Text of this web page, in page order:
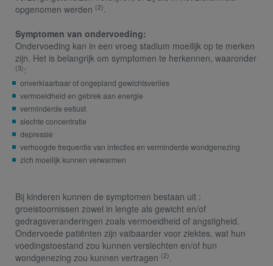
opgenomen werden (2).
Symptomen van ondervoeding:
Ondervoeding kan in een vroeg stadium moeilijk op te merken
zijn. Het is belangrijk om symptomen te herkennen, waaronder
(3):
onverklaarbaar of ongepland gewichtsverlies
vermoeidheid en gebrek aan energie
verminderde eetlust
slechte concentratie
depressie
verhoogde frequentie van infecties en verminderde wondgenezing
zich moeilijk kunnen verwarmen
Bij kinderen kunnen de symptomen bestaan uit :
groeistoornissen zowel in lengte als gewicht en/of
gedragsveranderingen zoals vermoeidheid of angstigheid.
Ondervoede patiënten zijn vatbaarder voor ziektes, wat hun
voedingstoestand zou kunnen verslechten en/of hun
wondgenezing zou kunnen vertragen (2).